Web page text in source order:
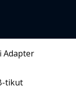
tikut